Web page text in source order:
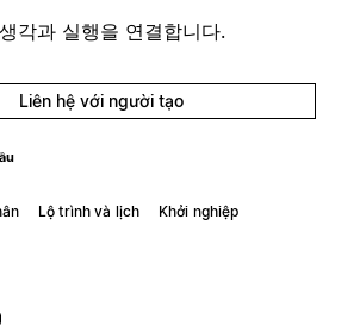
각과 실행을 연결합니다.
Liên hệ với người tạo
Lộ trình và lịch Khởi nghiệp